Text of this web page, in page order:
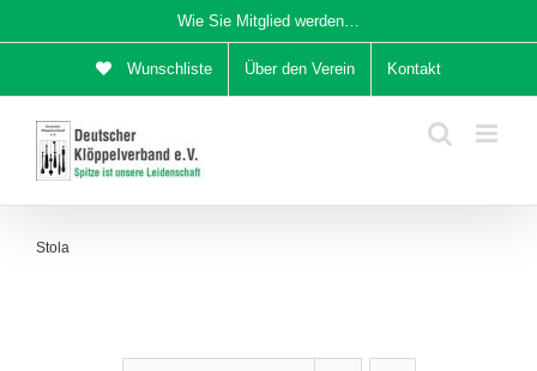
Inhalt
Wie Sie Mitglied werden…
Wunschliste Über den Verein Kontakt
Stola